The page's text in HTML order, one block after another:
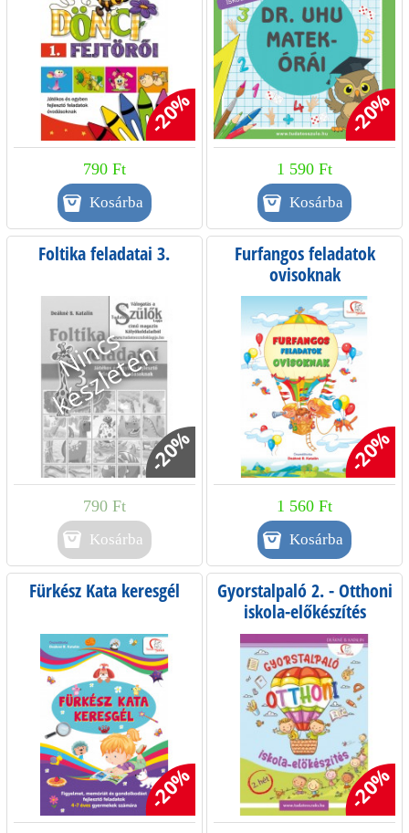
-20%
790 Ft
-20%
1 590 Ft
Foltika feladatai 3.
-20%
790 Ft
Kosárba
Furfangos feladatok
ovisoknak
-20%
1 560 Ft
Fürkész Kata keresgél
-20%
Gyorstalpaló 2. - Otthoni
iskola-előkészítés
-20%